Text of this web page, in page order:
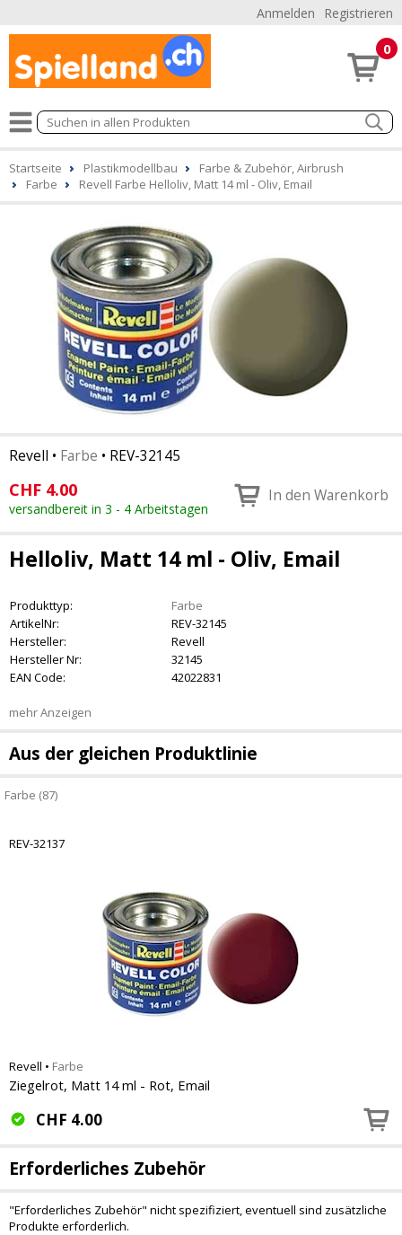
Anmelden Registrieren
0
Startseite Plastikmodellbau
Farbe & Zubehör, Airbrush
Farbe
Revell Farbe Helloliv, Matt 14 ml - Oliv, Email
Revell • Farbe • REV-32145
CHF 4.00
versandbereit in 3 - 4 Arbeitstagen
In den Warenkorb
Helloliv, Matt 14 ml - Oliv, Email
Produkttyp:
Farbe
ArtikelNr:
REV-32145
Hersteller:
Revell
Hersteller Nr:
32145
EAN Code:
42022831
mehr Anzeigen
Aus der gleichen Produktlinie
Farbe (87)
REV-32137
Revell • Farbe
Ziegelrot, Matt 14 ml - Rot, Email
CHF 4.00
Erforderliches Zubehör
"Erforderliches Zubehör" nicht spezifiziert, eventuell sind zusätzliche
Produkte erforderlich.